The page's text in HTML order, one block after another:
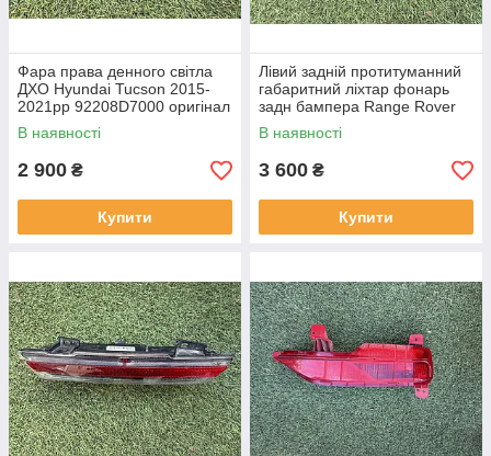
Фара права денного світла
ДХО Hyundai Tucson 2015-
2021рр 92208D7000 оригінал
бв відсутнє одне кріплення,
повністю робоча
В наявності
2 900 ₴
Купити
Лівий задній протитуманний
габаритний ліхтар фонарь
задн бампера Range Rover
L460 від 2021-рр LR152299
оригінал бв повністю р
В наявності
3 600 ₴
Купити